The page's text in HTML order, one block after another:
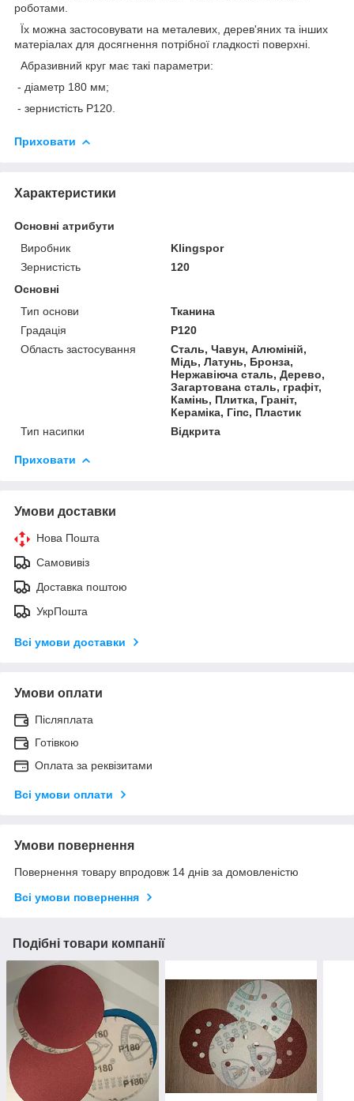
роботами.
Їх можна застосовувати на металевих, дерев'яних та інших
матеріалах для досягнення потрібної гладкості поверхні.
Абразивний круг має такі параметри:
- діаметр 180 мм;
- зернистість Р120.
Приховати
Характеристики
Основні атрибути
Виробник
Klingspor
Зернистість
120
Основні
Тип основи
Тканина
Градація
P120
Область застосування
Сталь, Чавун, Алюміній,
Мідь, Латунь, Бронза,
Нержавіюча сталь, Дерево,
Загартована сталь, графіт,
Камінь, Плитка, Граніт,
Кераміка, Гіпс, Пластик
Тип насипки
Відкрита
Приховати
Умови доставки
Нова Пошта
Самовивіз
Доставка поштою
УкрПошта
Всі умови доставки
Умови оплати
Післяплата
Готівкою
Оплата за реквізитами
Всі умови оплати
Умови повернення
Повернення товару впродовж 14 днів за домовленістю
Всі умови повернення
Подібні товари компанії